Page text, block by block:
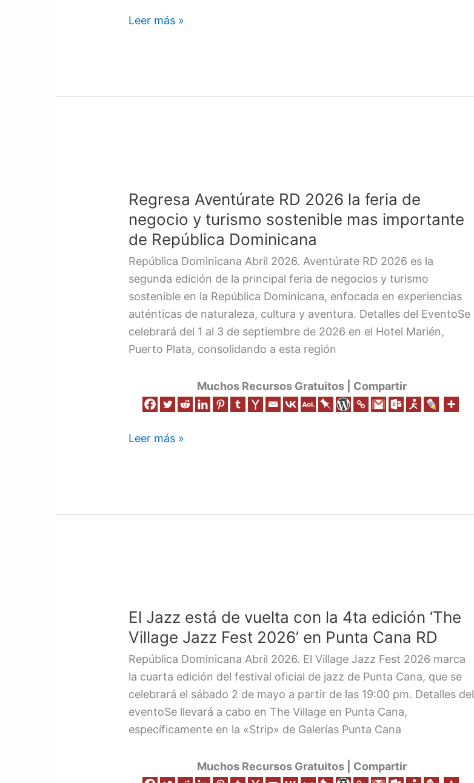
Leer más »
Regresa Aventúrate RD 2026 la feria de
negocio y turismo sostenible mas importante
de República Dominicana
República Dominicana Abril 2026. Aventúrate RD 2026 es la
segunda edición de la principal feria de negocios y turismo
sostenible en la República Dominicana, enfocada en experiencias
auténticas de naturaleza, cultura y aventura. Detalles del EventoSe
celebrará del 1 al 3 de septiembre de 2026 en el Hotel Marién,
Puerto Plata, consolidando a esta región
Muchos Recursos Gratuitos | Compartir
RD
2026
la
de
negocio
y
turismo
sostenible
mas
República
Leer más »
El Jazz está de vuelta con la 4ta edición ‘The
Village Jazz Fest 2026’ en Punta Cana RD
República Dominicana Abril 2026. El Village Jazz Fest 2026 marca
la cuarta edición del festival oficial de jazz de Punta Cana, que se
celebrará el sábado 2 de mayo a partir de las 19:00 pm. Detalles del
eventoSe llevará a cabo en The Village en Punta Cana,
específicamente en la «Strip» de Galerías Punta Cana
Muchos Recursos Gratuitos | Compartir
está
de
vuelta
con
edición
‘The
Jazz